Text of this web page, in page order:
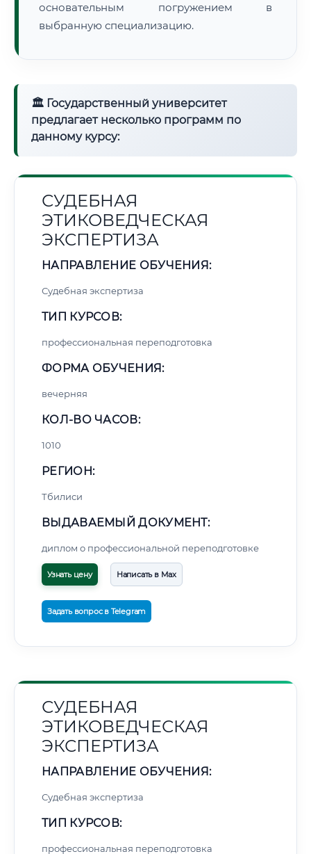
основательным погружением в
выбранную специализацию.
🏛 Государственный университет
предлагает несколько программ по
данному курсу:
СУДЕБНАЯ
ЭТИКОВЕДЧЕСКАЯ
ЭКСПЕРТИЗА
НАПРАВЛЕНИЕ ОБУЧЕНИЯ:
Судебная экспертиза
ТИП КУРСОВ:
профессиональная переподготовка
ФОРМА ОБУЧЕНИЯ:
вечерняя
КОЛ-ВО ЧАСОВ:
1010
РЕГИОН:
Тбилиси
ВЫДАВАЕМЫЙ ДОКУМЕНТ:
диплом о профессиональной переподготовке
Узнать цену Написать в Max
Задать вопрос в Telegram
СУДЕБНАЯ
ЭТИКОВЕДЧЕСКАЯ
ЭКСПЕРТИЗА
НАПРАВЛЕНИЕ ОБУЧЕНИЯ:
Судебная экспертиза
ТИП КУРСОВ:
профессиональная переподготовка